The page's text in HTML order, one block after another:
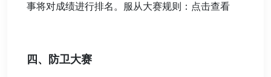
事将对成绩进行排名。服从大赛规则：点击查看
四、防卫大赛